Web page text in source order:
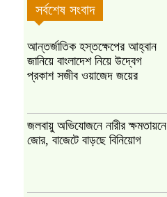
সর্বশেষ সংবাদ
আন্তর্জাতিক হস্তক্ষেপের আহ্বান
জানিয়ে বাংলাদেশ নিয়ে উদ্বেগ
প্রকাশ সজীব ওয়াজেদ জয়ের
জলবায়ু অভিযোজনে নারীর ক্ষমতায়নে
জোর, বাজেটে বাড়ছে বিনিয়োগ